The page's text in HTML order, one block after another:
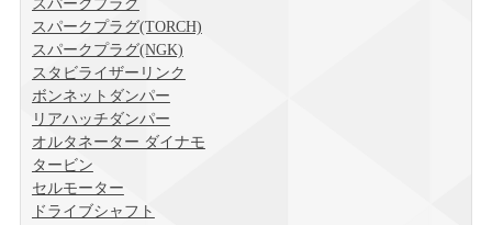
スパークプラグ
スパークプラグ(TORCH)
スパークプラグ(NGK)
スタビライザーリンク
ボンネットダンパー
リアハッチダンパー
オルタネーター ダイナモ
タービン
セルモーター
ドライブシャフト